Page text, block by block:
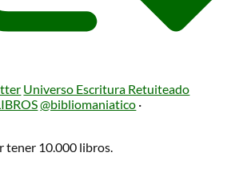
Universo Escritura Retuiteado
@bibliomaniatico ·
tener 10.000 libros.